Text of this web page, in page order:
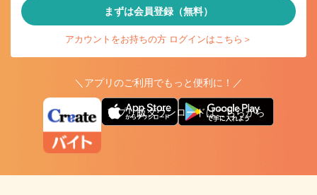
まずは会員登録（無料）
アカウントをお持ちの方 ログインはこちら＞
＼アプリのご利用でもっと便利に！／
アプリ版ダウンロードはこちらから